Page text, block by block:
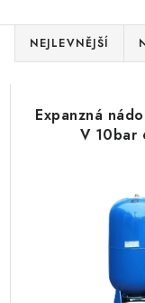
NEJLEVNĚJŠÍ
Expanzná
V 10bar